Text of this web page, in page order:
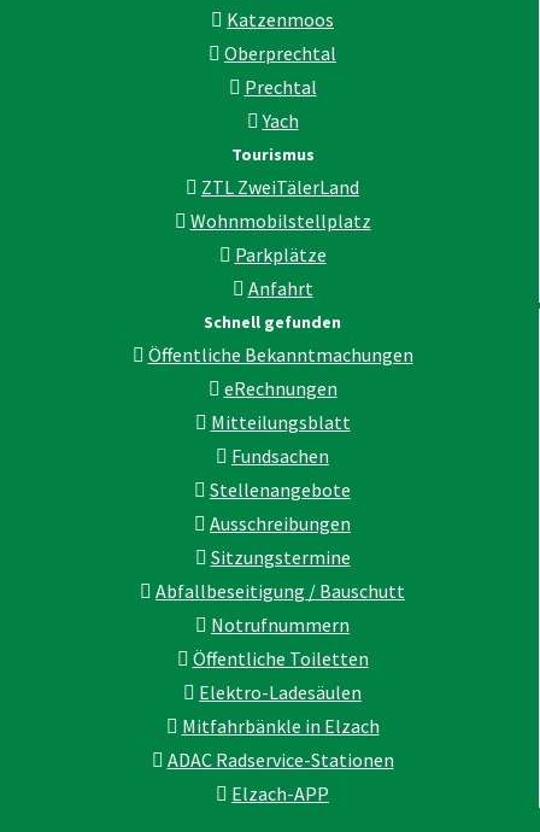
Katzenmoos
Oberprechtal
Prechtal
Yach
Tourismus
ZTL ZweiTälerLand
Wohnmobilstellplatz
Parkplätze
Anfahrt
Schnell gefunden
Öffentliche Bekanntmachungen
eRechnungen
Mitteilungsblatt
Fundsachen
Stellenangebote
Ausschreibungen
Sitzungstermine
Abfallbeseitigung / Bauschutt
Notrufnummern
Öffentliche Toiletten
Elektro-Ladesäulen
Mitfahrbänkle in Elzach
ADAC Radservice-Stationen
Elzach-APP